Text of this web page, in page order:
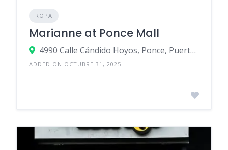
ROPA
Marianne at Ponce Mall
4990 Calle Cándido Hoyos, Ponce, Puerto Rico
ADDED ON OCTUBRE 31, 2025